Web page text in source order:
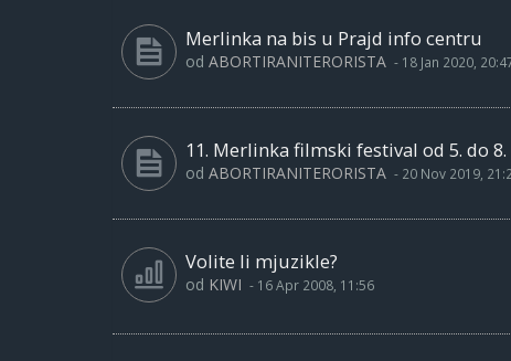
Merlinka na bis u Prajd info centru
od ABORTIRANITERORISTA - 18 Jan 2020,
11. Merlinka filmski festival od 5. do
od ABORTIRANITERORISTA - 20 Nov 2019,
Volite li mjuzikle?
od KIWI - 16 Apr 2008, 11:56